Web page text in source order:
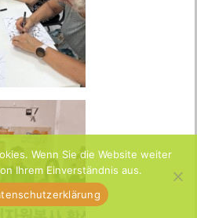
Wenn Sie die Website weiter
Ihrem Einverständnis aus.